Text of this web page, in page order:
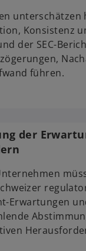
unterschätzen
Konsistenz
der SEC-
führen.
der
Erwartungen